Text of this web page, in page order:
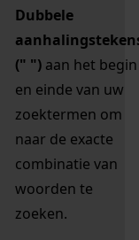
Dubbele
(" ") aan het begin
en einde van uw
zoektermen om
naar de exacte
combinatie van
woorden te
zoeken.